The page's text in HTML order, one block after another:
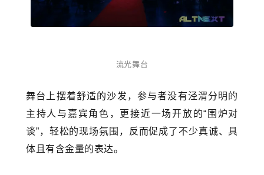
流光舞台
舞台上摆着舒适的沙发，参与者没有泾渭分明的
主持人与嘉宾角色，更接近一场开放的“围炉对
谈”，轻松的现场氛围，反而促成了不少真诚、具
体且有含金量的表达。